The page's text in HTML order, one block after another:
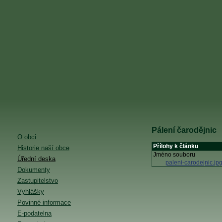
O obci
Historie naší obce
Úřední deska
Dokumenty
Zastupitelstvo
Vyhlášky
Povinné informace
E-podatelna
Pálení čarodějnic
Přílohy k článku
Jméno souboru
paleni-carodejnic.jpg